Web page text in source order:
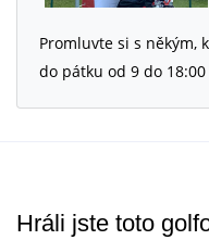
Promluvte si s někým,
do pátku od 9 do 18:00
Hráli jste toto